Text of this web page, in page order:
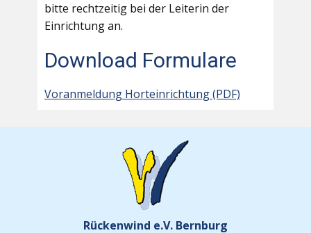
bitte rechtzeitig bei der Leiterin der
Einrichtung an.
Download Formulare
Voranmeldung Horteinrichtung (PDF)
Rückenwind e.V. Bernburg